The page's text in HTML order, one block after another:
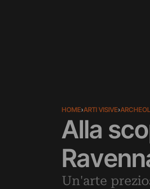
HOME›ARTI VISIVE›
Alla
Un'arte